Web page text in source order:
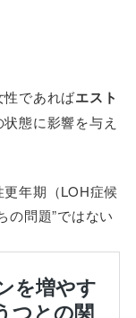
性であればエスト
態に影響を与え
年期（LOH症候
の問題”ではない